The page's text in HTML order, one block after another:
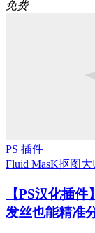
免费
PS 插件
Fluid MasK抠图大
【PS汉化插
发丝也能精准